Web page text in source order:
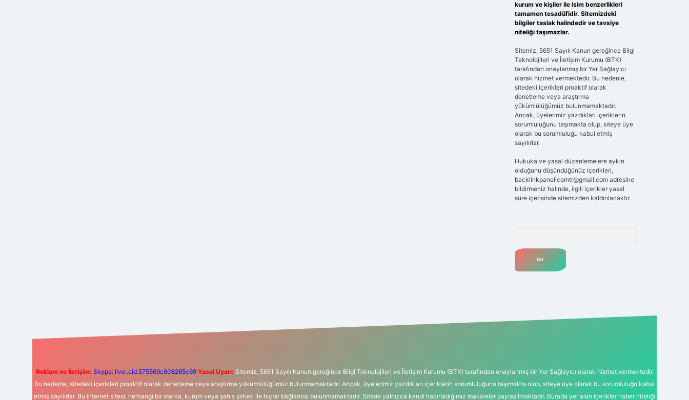
kurum ve kişiler ile isim benzerlikleri
tamamen tesadüfidir. Sitemizdeki
bilgiler taslak halindedir ve tavsiye
niteliği taşımazlar.
Sitemiz, 5651 Sayılı Kanun gereğince Bilgi
Teknolojileri ve İletişim Kurumu (BTK)
tarafından onaylanmış bir Yer Sağlayıcı
olarak hizmet vermektedir. Bu nedenle,
sitedeki içerikleri proaktif olarak
denetleme veya araştırma
yükümlülüğümüz bulunmamaktadır.
Ancak, üyelerimiz yazdıkları içeriklerin
sorumluluğunu taşımakta olup, siteye üye
olarak bu sorumluluğu kabul etmiş
sayılırlar.
Hukuka ve yasal düzenlemelere aykırı
olduğunu düşündüğünüz içerikleri,
backlinkpanelicomtr@gmail.comadresine
bildirmeniz halinde, ilgili içerikler yasal
süre içerisinde sitemizden kaldırılacaktır.
Reklam ve İletişim: Skype: live:.cid.575569c608265c69 Yasal Uyarı: Sitemiz, 5651 Sayılı Kanun gereğince Bilgi Teknolojileri ve İletişim Kurumu (BTK) tarafından onaylanmış bir Yer Sağlayıcı olarak hizmet vermektedir.
Bu nedenle, sitedeki içerikleri proaktif olarak denetleme veya araştırma yükümlülüğümüz bulunmamaktadır. Ancak, üyelerimiz yazdıkları içeriklerin sorumluluğunu taşımakta olup, siteye üye olarak bu sorumluluğu kabul
etmiş sayılırlar. Bu internet sitesi, herhangi bir marka, kurum veya şahıs şirketi ile hiçbir bağlantısı bulunmamaktadır. Sitede yalnızca kendi hazırladığımız makaleler paylaşılmaktadır. Burada yer alan içerikler haber niteliği